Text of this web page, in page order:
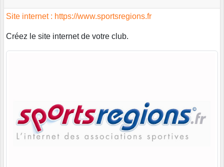
Site internet : https://www.sportsregions.fr
Créez le site internet de votre club.